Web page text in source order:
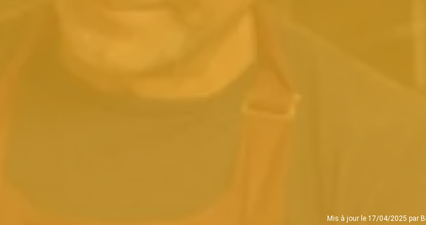
Mis à jour le 17/04/2025 par